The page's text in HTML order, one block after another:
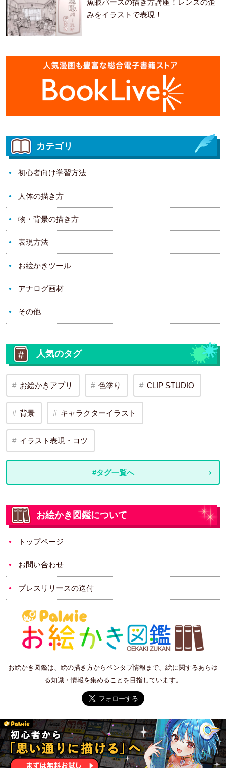
魚眼パースの描き方講座！レンズの歪
みをイラストで表現！
カテゴリ
初心者向け学習方法
人体の描き方
物・背景の描き方
表現方法
お絵かきツール
アナログ画材
その他
人気のタグ
お絵かきアプリ 色塗り CLIP STUDIO
背景 キャラクターイラスト
イラスト表現・コツ
#タグ一覧へ
お絵かき図鑑について
トップページ
お問い合わせ
プレスリリースの送付
お絵かき図鑑は、絵の描き方からペンタブ情報まで、絵に関するあらゆ
る知識・情報を集めることを目指しています。